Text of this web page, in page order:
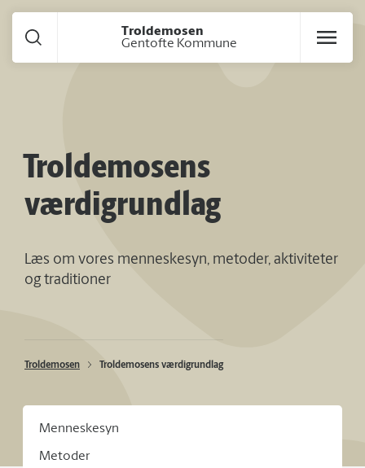
Troldemosen
Gentofte Kommune
Troldemosens
værdigrundlag
Læs om vores menneskesyn, metoder, aktiviteter
og traditioner
Troldemosen Troldemosens værdigrundlag
Menneskesyn
Metoder